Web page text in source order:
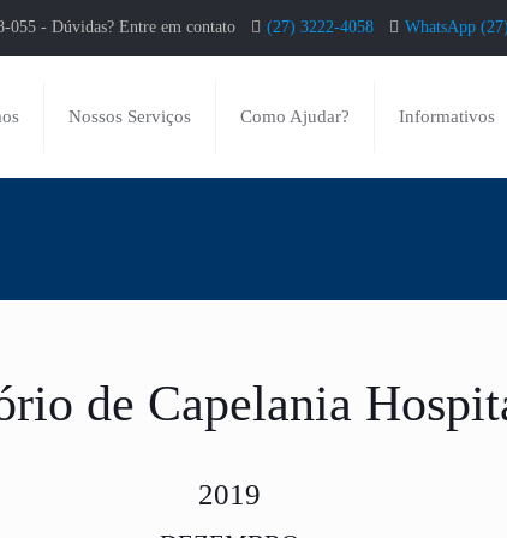
055 - Dúvidas? Entre em contato (27) 3222-4058 WhatsApp
Nossos Serviços Como Ajudar? Informativos
de Capelania
2019